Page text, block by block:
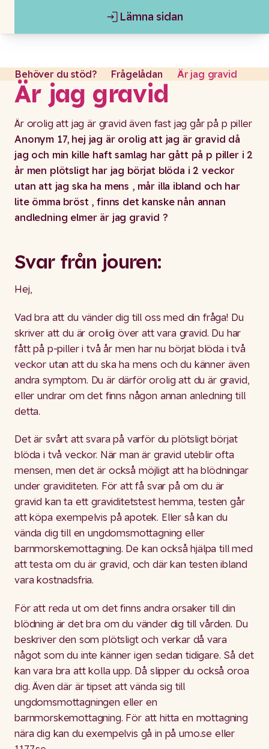
Gå till contentLämna sidan
Lämna sidan
Behöver du stöd? Frågelådan Är jag gravid
Är jag gravid
Är orolig att jag är gravid även fast jag går på p piller
Anonym 17, hej jag är orolig att jag är gravid då
jag och min kille haft samlag har gått på p piller i 2
år men plötsligt har jag börjat blöda i 2 veckor
utan att jag ska ha mens , mår illa ibland och har
lite ömma bröst , finns det kanske nån annan
andledning elmer är jag gravid ?
Svar från jouren:
Hej,
Vad bra att du vänder dig till oss med din fråga! Du
skriver att du är orolig över att vara gravid. Du har
fått på p-piller i två år men har nu börjat blöda i två
veckor utan att du ska ha mens och du känner även
andra symptom. Du är därför orolig att du är gravid,
eller undrar om det finns någon annan anledning till
detta.
Det är svårt att svara på varför du plötsligt börjat
blöda i två veckor. När man är gravid uteblir ofta
mensen, men det är också möjligt att ha blödningar
under graviditeten. För att få svar på om du är
gravid kan ta ett graviditetstest hemma, testen går
att köpa exempelvis på apotek. Eller så kan du
vända dig till en ungdomsmottagning eller
barnmorskemottagning. De kan också hjälpa till med
att testa om du är gravid, och där kan testen ibland
vara kostnadsfria.
För att reda ut om det finns andra orsaker till din
blödning är det bra om du vänder dig till vården. Du
beskriver den som plötsligt och verkar då vara
något som du inte känner igen sedan tidigare. Så det
kan vara bra att kolla upp. Då slipper du också oroa
dig. Även där är tipset att vända sig till
ungdomsmottagningen eller en
barnmorskemottagning. För att hitta en mottagning
nära dig kan du exempelvis gå in på umo.se eller